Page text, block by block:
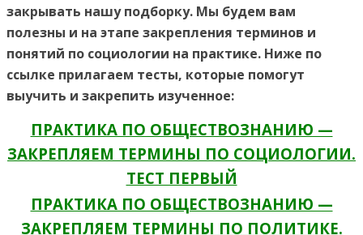
закрывать нашу подборку. Мы будем вам
полезны и на этапе закрепления терминов и
понятий по социологии на практике. Ниже по
ссылке прилагаем тесты, которые помогут
выучить и закрепить изученное:
ПРАКТИКА ПО ОБЩЕСТВОЗНАНИЮ —
ЗАКРЕПЛЯЕМ ТЕРМИНЫ ПО СОЦИОЛОГИИ.
ТЕСТ ПЕРВЫЙ
ПРАКТИКА ПО ОБЩЕСТВОЗНАНИЮ —
ЗАКРЕПЛЯЕМ ТЕРМИНЫ ПО ПОЛИТИКЕ.